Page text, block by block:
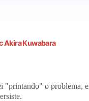
Akira Kuwabara
"printando" o problema,